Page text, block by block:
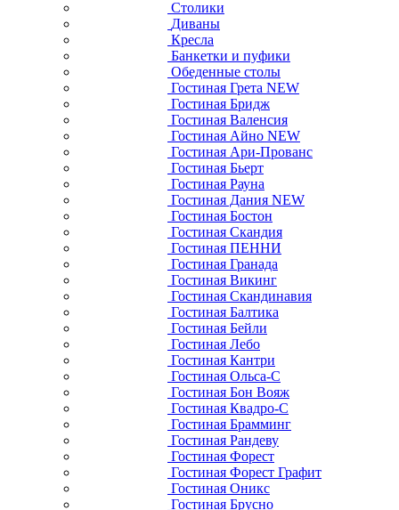
Столики
Диваны
Кресла
Банкетки и пуфики
Обеденные столы
Гостиная Грета NEW
Гостиная Бридж
Гостиная Валенсия
Гостиная Айно NEW
Гостиная Ари-Прованс
Гостиная Бьерт
Гостиная Рауна
Гостиная Дания NEW
Гостиная Бостон
Гостиная Скандия
Гостиная ПЕННИ
Гостиная Гранада
Гостиная Викинг
Гостиная Скандинавия
Гостиная Балтика
Гостиная Бейли
Гостиная Лебо
Гостиная Кантри
Гостиная Ольса-С
Гостиная Бон Вояж
Гостиная Квадро-С
Гостиная Брамминг
Гостиная Рандеву
Гостиная Форест
Гостиная Форест Графит
Гостиная Оникс
Гостиная Брусно